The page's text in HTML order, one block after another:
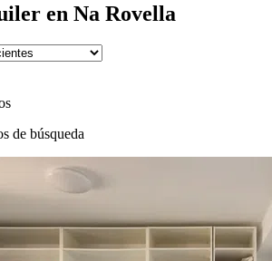
en Na Rovella
de búsqueda